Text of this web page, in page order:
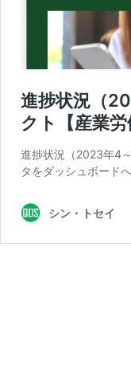
進捗状況（
クト【産業労
進捗状況（2023年4
タをダッシュボード
シン・トセイ